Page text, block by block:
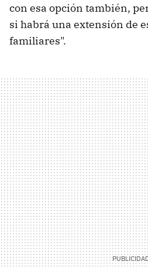
con esa opción también,
si habrá una extensión de
familiares".